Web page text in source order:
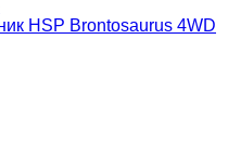
HSP Brontosaurus 4WD